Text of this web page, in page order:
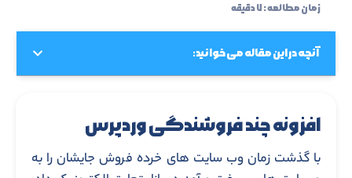
زمان مطالعه : ۷ دقیقه
آنچه در این مقاله می خوانید:
افزونه چند فروشندگی وردپرس
با گذشت زمان وب سایت های خرده فروش جایشان را به